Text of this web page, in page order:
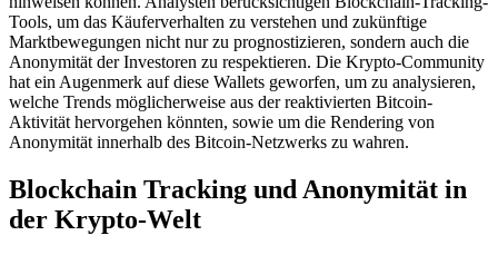
Tools, um das Käuferverhalten zu verstehen und zukünftige
Marktbewegungen nicht nur zu prognostizieren, sondern auch die
Anonymität der Investoren zu respektieren. Die Krypto-Community
hat ein Augenmerk auf diese Wallets geworfen, um zu analysieren,
welche Trends möglicherweise aus der reaktivierten Bitcoin-
Aktivität hervorgehen könnten, sowie um die Rendering von
Anonymität innerhalb des Bitcoin-Netzwerks zu wahren.
Blockchain Tracking und Anonymität in
der Krypto-Welt